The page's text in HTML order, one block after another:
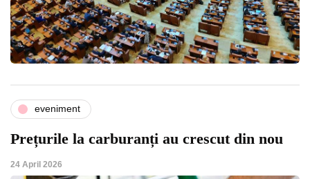
eveniment
Prețurile la carburanți au crescut din nou
24 April 2026